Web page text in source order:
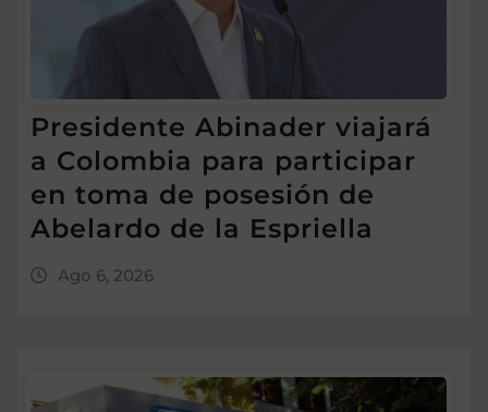
Presidente Abinader viajará
a Colombia para participar
en toma de posesión de
Abelardo de la Espriella
Ago 6, 2026